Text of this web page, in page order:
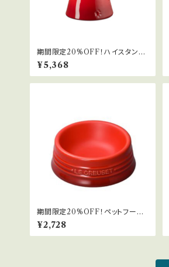
期間限定20%OFF！ハイスタンド
フードボール(ディープ)
¥5,368
期間限定20%OFF！ペットフード
ボール(S)
¥2,728